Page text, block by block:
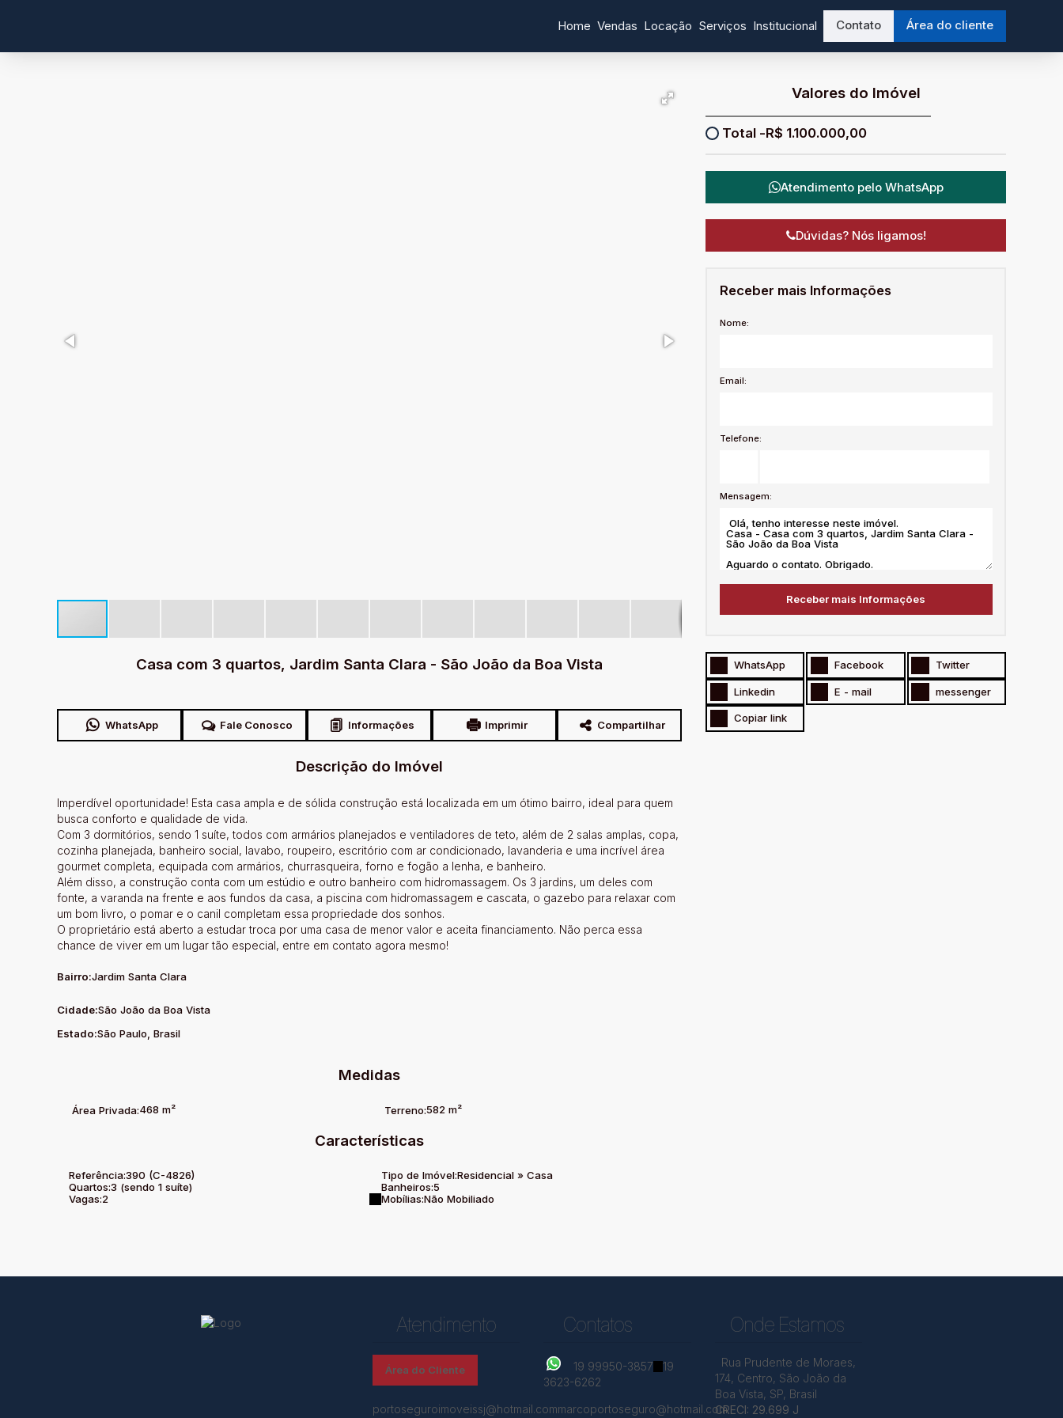
Área do cliente
Contato
Institucional
Serviços
Locação
Vendas
Home
Casa com 3 quartos, Jardim Santa Clara - São João da Boa Vista
WhatsApp Fale Conosco Informações Imprimir Compartilhar
Descrição do Imóvel
Imperdível oportunidade! Esta casa ampla e de sólida construção está localizada em um ótimo bairro, ideal para quem
busca conforto e qualidade de vida.
Com 3 dormitórios, sendo 1 suíte, todos com armários planejados e ventiladores de teto, além de 2 salas amplas, copa,
cozinha planejada, banheiro social, lavabo, roupeiro, escritório com ar condicionado, lavanderia e uma incrível área
gourmet completa, equipada com armários, churrasqueira, forno e fogão a lenha, e banheiro.
Além disso, a construção conta com um estúdio e outro banheiro com hidromassagem. Os 3 jardins, um deles com
fonte, a varanda na frente e aos fundos da casa, a piscina com hidromassagem e cascata, o gazebo para relaxar com
um bom livro, o pomar e o canil completam essa propriedade dos sonhos.
O proprietário está aberto a estudar troca por uma casa de menor valor e aceita financiamento. Não perca essa
chance de viver em um lugar tão especial, entre em contato agora mesmo!
Bairro:Jardim Santa Clara
Cidade:São João da Boa Vista
Estado:São Paulo, Brasil
Medidas
Área Privada:468 m² Terreno:582 m²
Características
Referência:390 (C-4826) Tipo de Imóvel:Residencial » Casa
Quartos:3 (sendo 1 suíte) Banheiros:5
Vagas:2 Mobílias:Não Mobiliado
Valores do Imóvel
R$ 1.100.000,00
Atendimento pelo WhatsApp
Dúvidas? Nós ligamos!
Receber mais Informações
Nome:
Email:
Telefone:
Mensagem:
WhatsApp Facebook Twitter
Linkedin E - mail messenger
Copiar link
Atendimento
Área do Cliente
portoseguroimoveissj@hotmail.commarcoportoseguro@hotmail.com
Contatos
19 99950-3857
19
3623-6262
Onde Estamos
Rua Prudente de Moraes,
174, Centro, São João da
Boa Vista, SP, Brasil
CRECI: 29.699 J